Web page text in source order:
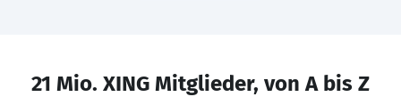
21 Mio. XING Mitglieder, von A bis Z